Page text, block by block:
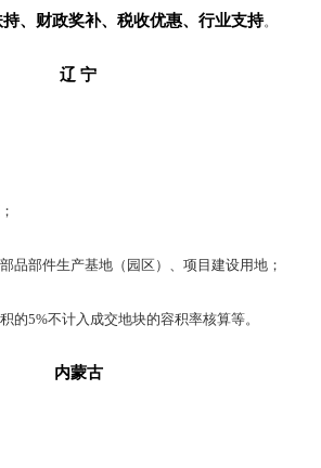
、财政奖补、税收优惠、行业支持。
辽 宁
品部件生产基地（园区）、项目建设用地；
的5%不计入成交地块的容积率核算等。
内蒙古